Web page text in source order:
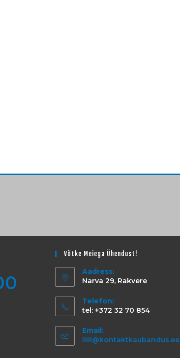
Võtke Meiega Ühendust!
Aadress:
Narva 29, Rakvere
Telefon:
tel: +372 32 70 854
Email:
liili@kontaktkaubandus.ee